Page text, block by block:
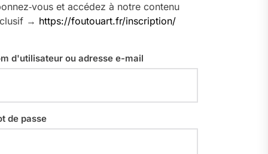
et accédez à notre contenu
→ https://foutouart.fr/inscription/
d'utilisateur ou adresse e-mail
de passe